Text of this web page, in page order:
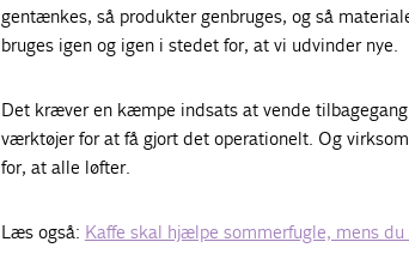
gentænkes, så produkter genbruges, og så
bruges igen og igen i stedet for, at vi udvinder nye.
Det kræver en kæmpe indsats at vende
værktøjer for at få gjort det operationelt. Og
for, at alle løfter.
Læs også: Kaffe skal hjælpe sommerfugle, mens